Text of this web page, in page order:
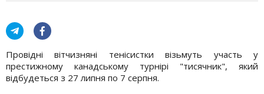
Провідні вітчизняні тенісистки візьмуть участь у
престижному канадському турнірі "тисячник", який
відбудеться з 27 липня по 7 серпня.